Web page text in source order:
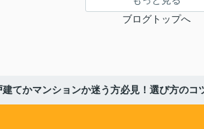
ブログトップへ
てかマンションか迷う方必見！選び方のコ